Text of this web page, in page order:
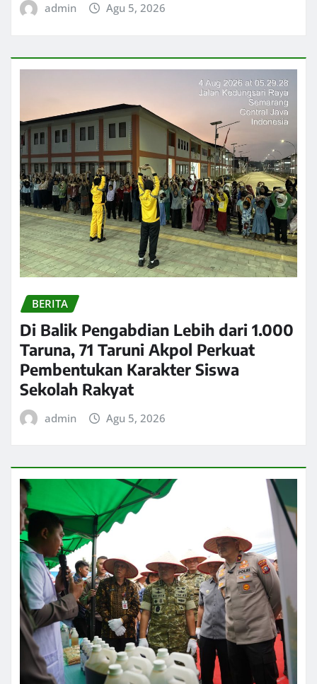
admin Agu 5, 2026
BERITA
Di Balik Pengabdian Lebih dari 1.000
Taruna, 71 Taruni Akpol Perkuat
Pembentukan Karakter Siswa
Sekolah Rakyat
admin Agu 5, 2026